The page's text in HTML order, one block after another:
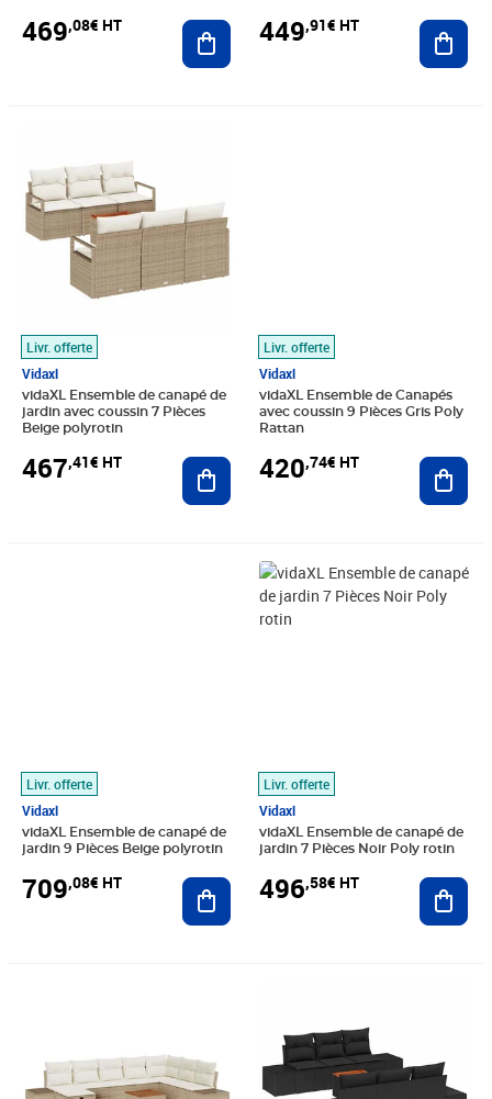
469,08€ HT Ajouter au panier
449,91€ HT
Livr. offerte
Vidaxl
vidaXL Ensemble de canapé de
jardin avec coussin 7 Pièces
Beige polyrotin
467,41€ HT Ajouter au panier
Livr. offerte
Vidaxl
vidaXL Ensemble de Canapés
avec coussin 9 Pièces Gris Poly
Rattan
420,74€ HT
Livr. offerte
Vidaxl
vidaXL Ensemble de canapé de
jardin 9 Pièces Beige polyrotin
709,08€ HT Ajouter au panier
Livr. offerte
Vidaxl
vidaXL Ensemble de canapé de
jardin 7 Pièces Noir Poly rotin
496,58€ HT
Prix 496,58€ HT